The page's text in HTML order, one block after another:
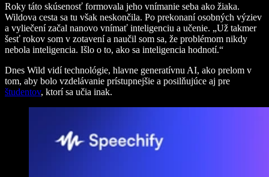
Roky táto skúsenosť formovala jeho vnímanie seba ako žiaka.
Wildova cesta sa tu však neskončila. Po prekonaní osobných výziev
a vyliečení začal nanovo vnímať inteligenciu a učenie. „Už takmer
šesť rokov som v zotavení a naučil som sa, že problémom nikdy
nebola inteligencia. Išlo o to, ako sa inteligencia hodnotí.“
Dnes Wild vidí technológie, hlavne generatívnu AI, ako prelom v
tom, aby bolo vzdelávanie prístupnejšie a posilňujúce aj pre
študentov, ktorí sa učia inak.